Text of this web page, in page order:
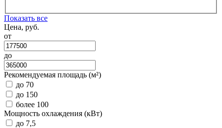
Показать все
Цена, руб.
от
до
Рекомендуемая площадь (м²)
до 70
до 150
более 100
Мощность охлаждения (кВт)
до 7,5